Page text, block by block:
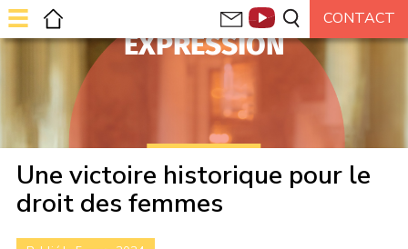
EXPRESSION
Une victoire historique pour le
droit des femmes